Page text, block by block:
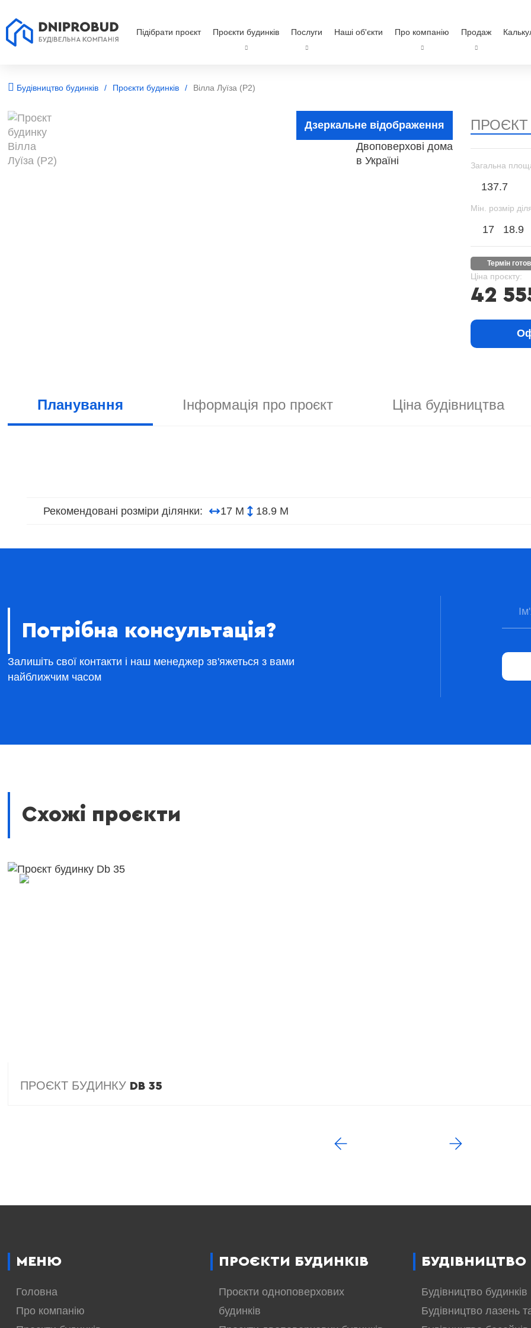
Підібрати проєкт Проєкти будинків Послуги Наші об'єкти Про компанію Продаж
Будівництво будинків Проєкти будинків Вілла Луїза (Р2)
Дзеркальне відображення
Загальна
137.7
Мін. розмір
17 18.9
термін
Ціна проєкту:
42
Планування Інформація про проєкт Ціна будівництва
Рекомендовані розміри ділянки: 17 М 18.9 М
Потрібна консультація?
Залишіть свої контакти і наш менеджер зв'яжеться з вами
найближчим часом
Схожі проєкти
ПРОЄКТ БУДИНКУ DB 35
МЕНЮ
Головна
Про компанію
ПРОЄКТИ БУДИНКІВ
Проєкти одноповерхових
будинків
БУДІВНИЦТВО
Будівництво будинків
Будівництво лазень